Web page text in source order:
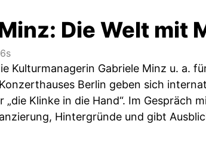
Die Welt mit
Kulturmanagerin Gabriele Minz u. a.
­Berlin geben sich
„die Klinke in die Hand“. Im Gespräch
Hintergründe und gibt